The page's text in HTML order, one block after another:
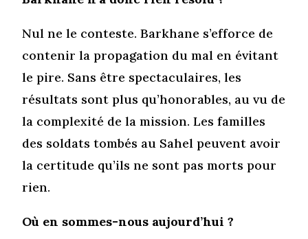
Nul ne le conteste. Barkhane s’efforce de
contenir la propagation du mal en évitant
le pire. Sans être spectaculaires, les
résultats sont plus qu’honorables, au vu de
la complexité de la mission. Les familles
des soldats tombés au Sahel peuvent avoir
la certitude qu’ils ne sont pas morts pour
rien.
Où en sommes-nous aujourd’hui ?